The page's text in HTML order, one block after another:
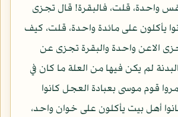
واحدة، قلت، فالبقرة! قال تجزى
يأكلون على مائدة واحدة، قلت، كيف
الاعن واحدة والبقرة تجزى عن
لم يكن فيها من العلة ما كان في
قوم موسى بعبادة العجل كانوا
أهل بيت يأكلون على خوان واحد،